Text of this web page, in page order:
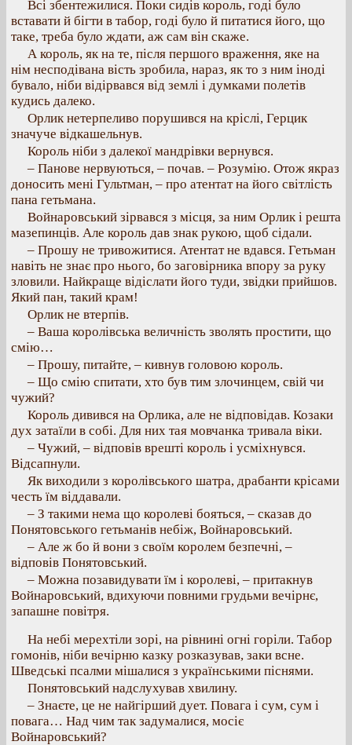
Всі збентежилися. Поки сидів король, годі було
вставати й бігти в табор, годі було й питатися його, що
таке, треба було ждати, аж сам він скаже.
А король, як на те, після першого враження, яке на
нім несподівана вість зробила, нараз, як то з ним іноді
бувало, ніби відірвався від землі і думками полетів
кудись далеко.
Орлик нетерпеливо порушився на кріслі, Герцик
значуче відкашельнув.
Король ніби з далекої мандрівки вернувся.
– Панове нервуються, – почав. – Розумію. Отож якраз
доносить мені Гультман, – про атентат на його світлість
пана гетьмана.
Войнаровський зірвався з місця, за ним Орлик і решта
мазепинців. Але король дав знак рукою, щоб сідали.
– Прошу не тривожитися. Атентат не вдався. Гетьман
навіть не знає про нього, бо заговірника впору за руку
зловили. Найкраще відіслати його туди, звідки прийшов.
Який пан, такий крам!
Орлик не втерпів.
– Ваша королівська величність зволять простити, що
смію…
– Прошу, питайте, – кивнув головою король.
– Що смію спитати, хто був тим злочинцем, свій чи
чужий?
Король дивився на Орлика, але не відповідав. Козаки
дух затаїли в собі. Для них тая мовчанка тривала віки.
– Чужий, – відповів врешті король і усміхнувся.
Відсапнули.
Як виходили з королівського шатра, драбанти крісами
честь їм віддавали.
– З такими нема що королеві бояться, – сказав до
Понятовського гетьманів небіж, Войнаровський.
– Але ж бо й вони з своїм королем безпечні, –
відповів Понятовський.
– Можна позавидувати їм і королеві, – притакнув
Войнаровський, вдихуючи повними грудьми вечірнє,
запашне повітря.
На небі мерехтіли зорі, на рівнині огні горіли. Табор
гомонів, ніби вечірню казку розказував, заки всне.
Шведські псалми мішалися з українськими піснями.
Понятовський надслухував хвилину.
– Знаєте, це не найгірший дует. Повага і сум, сум і
повага… Над чим так задумалися, мосіє
Войнаровський?